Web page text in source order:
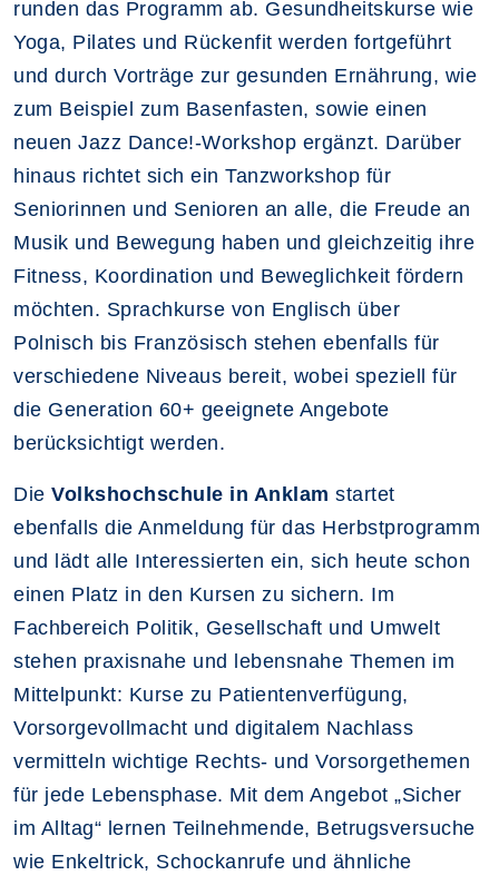
runden das Programm ab. Gesundheitskurse wie
Yoga, Pilates und Rückenfit werden fortgeführt
und durch Vorträge zur gesunden Ernährung, wie
zum Beispiel zum Basenfasten, sowie einen
neuen Jazz Dance!-Workshop ergänzt. Darüber
hinaus richtet sich ein Tanzworkshop für
Seniorinnen und Senioren an alle, die Freude an
Musik und Bewegung haben und gleichzeitig ihre
Fitness, Koordination und Beweglichkeit fördern
möchten. Sprachkurse von Englisch über
Polnisch bis Französisch stehen ebenfalls für
verschiedene Niveaus bereit, wobei speziell für
die Generation 60+ geeignete Angebote
berücksichtigt werden.
Die Volkshochschule in Anklam startet
ebenfalls die Anmeldung für das Herbstprogramm
und lädt alle Interessierten ein, sich heute schon
einen Platz in den Kursen zu sichern. Im
Fachbereich Politik, Gesellschaft und Umwelt
stehen praxisnahe und lebensnahe Themen im
Mittelpunkt: Kurse zu Patientenverfügung,
Vorsorgevollmacht und digitalem Nachlass
vermitteln wichtige Rechts- und Vorsorgethemen
für jede Lebensphase. Mit dem Angebot „Sicher
im Alltag“ lernen Teilnehmende, Betrugsversuche
wie Enkeltrick, Schockanrufe und ähnliche